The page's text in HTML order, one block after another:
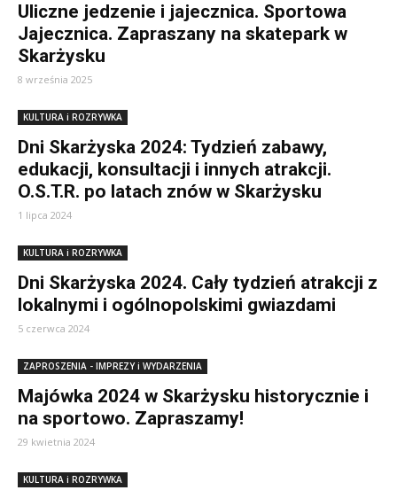
Uliczne jedzenie i jajecznica. Sportowa
Jajecznica. Zapraszany na skatepark w
Skarżysku
8 września 2025
KULTURA i ROZRYWKA
Dni Skarżyska 2024: Tydzień zabawy,
edukacji, konsultacji i innych atrakcji.
O.S.T.R. po latach znów w Skarżysku
1 lipca 2024
KULTURA i ROZRYWKA
Dni Skarżyska 2024. Cały tydzień atrakcji z
lokalnymi i ogólnopolskimi gwiazdami
5 czerwca 2024
ZAPROSZENIA - IMPREZY i WYDARZENIA
Majówka 2024 w Skarżysku historycznie i
na sportowo. Zapraszamy!
29 kwietnia 2024
KULTURA i ROZRYWKA